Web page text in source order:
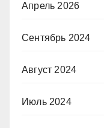
Апрель 2026
Сентябрь 2024
Август 2024
Июль 2024